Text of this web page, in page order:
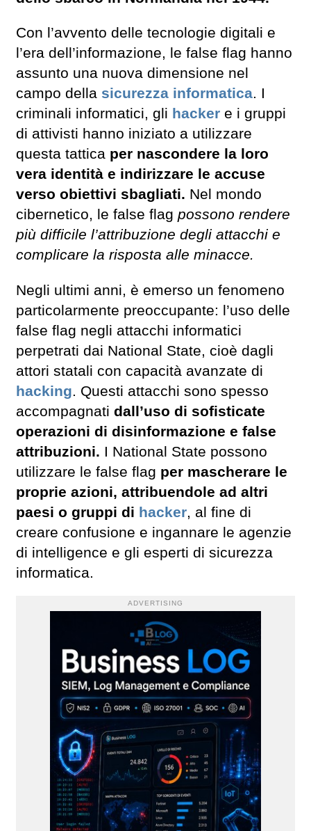
Con l’avvento delle tecnologie digitali e
l’era dell’informazione, le false flag hanno
assunto una nuova dimensione nel
campo della sicurezza informatica. I
criminali informatici, gli hacker e i gruppi
di attivisti hanno iniziato a utilizzare
questa tattica per nascondere la loro
vera identità e indirizzare le accuse
verso obiettivi sbagliati. Nel mondo
cibernetico, le false flag possono rendere
più difficile l’attribuzione degli attacchi e
complicare la risposta alle minacce.
Negli ultimi anni, è emerso un fenomeno
particolarmente preoccupante: l’uso delle
false flag negli attacchi informatici
perpetrati dai National State, cioè dagli
attori statali con capacità avanzate di
hacking. Questi attacchi sono spesso
accompagnati dall’uso di sofisticate
operazioni di disinformazione e false
attribuzioni. I National State possono
utilizzare le false flag per mascherare le
proprie azioni, attribuendole ad altri
paesi o gruppi di hacker, al fine di
creare confusione e ingannare le agenzie
di intelligence e gli esperti di sicurezza
informatica.
ADVERTISING